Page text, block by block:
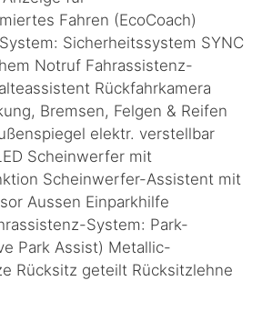
Fahren (EcoCoach)
Sicherheitssystem SYNC
Notruf Fahrassistenz-
Rückfahrkamera
Bremsen, Felgen & Reifen
elektr. verstellbar
Scheinwerfer mit
Scheinwerfer-Assistent mit
Aussen Einparkhilfe
System: Park-
Park Assist) Metallic-
Rücksitz geteilt Rücksitzlehne